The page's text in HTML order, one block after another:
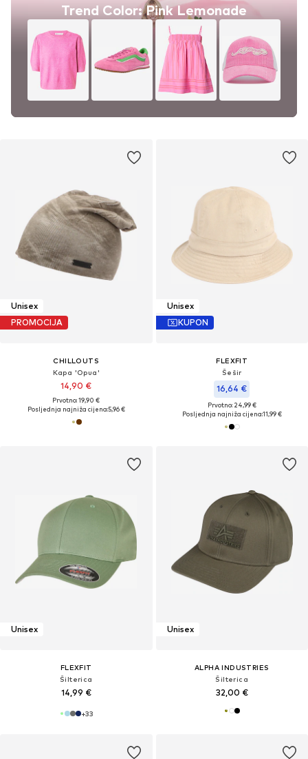
Trend Color: Pink Lemonade
Unisex
PROMOCIJA
CHILLOUTS
Kapa 'Opua'
14,90 €
Prvotno: 19,90 €
Posljednja najniža cijena:5,96 €
Unisex
KUPON
FLEXFIT
Šešir
16,64 €
Prvotno: 24,99 €
Posljednja najniža cijena:11,99 €
Unisex
FLEXFIT
Šilterica
14,99 €
+33
Unisex
ALPHA INDUSTRIES
Šilterica
32,00 €